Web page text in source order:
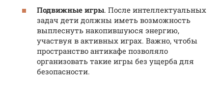
Подвижные игры. После интеллектуальных
задач дети должны иметь возможность
выплеснуть накопившуюся энергию,
участвуя в активных играх. Важно, чтобы
пространство антикафе позволяло
организовать такие игры без ущерба для
безопасности.